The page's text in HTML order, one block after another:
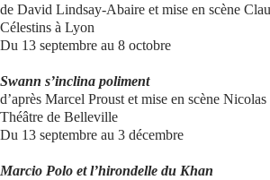
de David Lindsay-Abaire et mise en scène
Célestins à Lyon
Du 13 septembre au 8 octobre
Swann s’inclina poliment
d’après Marcel Proust et mise en scène
Théâtre de Belleville
Du 13 septembre au 3 décembre
Marcio Polo et l’hirondelle du Khan